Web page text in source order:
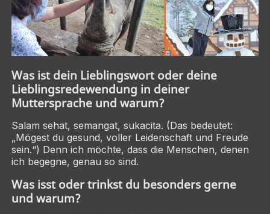
Was ist dein Lieblingswort oder deine
Lieblingsredewendung in deiner
Muttersprache und warum?
Salam sehat, semangat, sukacita. (Das bedeutet:
„Mögest du gesund, voller Leidenschaft und Freude
sein.“) Denn ich möchte, dass die Menschen, denen
ich begegne, genau so sind.
Was isst oder trinkst du besonders gerne
und warum?